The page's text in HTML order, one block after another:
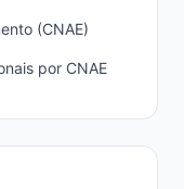
(CNAE)
por CNAE